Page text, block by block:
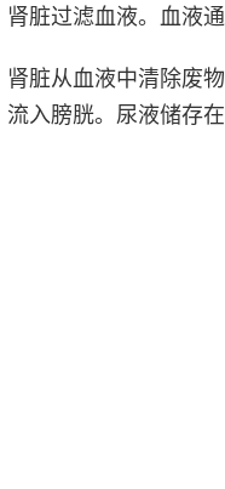
肾脏过滤血液。血液
肾脏从血液中清除废
流入膀胱。尿液储存